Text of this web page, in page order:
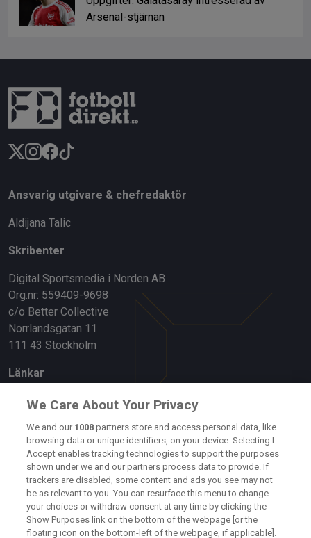
Arsenal-stjärnan
Ansvarig utgivare & chefredaktör
Aldijana Talic
Skribenter
Digital Sportsmedia i Norden AB
Org.nr: 559409-9698
c/o Better Collective
Norrlandsgatan 11
111 43 Stockholm
Länkar
Om oss
Kontakta oss
Kundtjänst
Sponsor: Rekatochklart
Annonsera på Fotbolldirekt
We Care About Your Privacy
We and our 1008 partners store and access personal data, like
browsing data or unique identifiers, on your device. Selecting I
Accept enables tracking technologies to support the purposes
shown under we and our partners process data to provide. If
trackers are disabled, some content and ads you see may not
be as relevant to you. You can resurface this menu to change
your choices or withdraw consent at any time by clicking the
Show Purposes link on the bottom of the webpage [or the
floating icon on the bottom-left of the webpage, if applicable].